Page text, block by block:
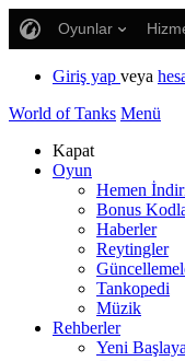
Oyunlar
Giriş yap veya
World of Tanks Menü
Kapat
Oyun
Hemen
Bonus
Haberler
Reytingler
Tankopedi
Müzik
Rehberler
Yeni